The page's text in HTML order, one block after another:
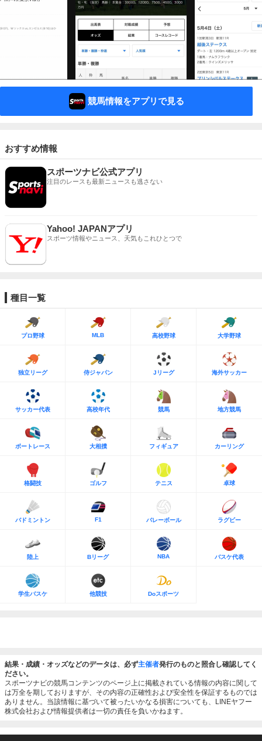
競馬情報をアプリで見る
おすすめ情報
スポーツナビ公式アプリ
注目のレースも最新ニュースも逃さない
Yahoo! JAPANアプリ
スポーツ情報やニュース、天気もこれひとつで
種目一覧
プロ野球 MLB 高校野球 大学野球
独立リーグ 侍ジャパン Jリーグ 海外サッカー
サッカー代表 高校年代 競馬 地方競馬
ボートレース 大相撲 フィギュア カーリング
格闘技 ゴルフ テニス 卓球
バドミントン F1 バレーボール ラグビー
陸上 Bリーグ NBA バスケ代表
学生バスケ 他競技 Doスポーツ
結果・成績・オッズなどのデータは、必ず主催者発行のものと照合し確認してく
ださい。
スポーツナビの競馬コンテンツのページ上に掲載されている情報の内容に関して
は万全を期しておりますが、その内容の正確性および安全性を保証するものでは
ありません。当該情報に基づいて被ったいかなる損害についても、LINEヤフー
株式会社および情報提供者は一切の責任を負いかねます。